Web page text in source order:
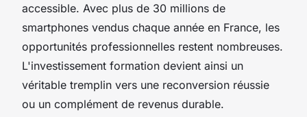
accessible. Avec plus de 30 millions de
smartphones vendus chaque année en France, les
opportunités professionnelles restent nombreuses.
L'investissement formation devient ainsi un
véritable tremplin vers une reconversion réussie
ou un complément de revenus durable.